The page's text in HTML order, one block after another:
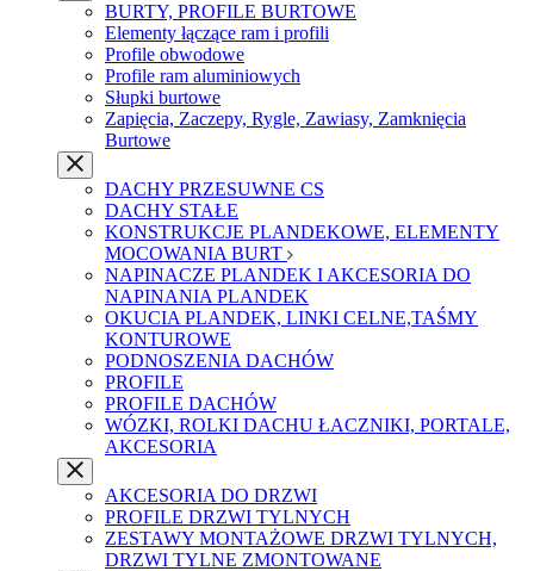
BURTY, PROFILE BURTOWE
Elementy łączące ram i profili
Profile obwodowe
Profile ram aluminiowych
Słupki burtowe
Zapięcia, Zaczepy, Rygle, Zawiasy, Zamknięcia
Burtowe
DACHY PRZESUWNE CS
DACHY STAŁE
KONSTRUKCJE PLANDEKOWE, ELEMENTY
MOCOWANIA BURT
NAPINACZE PLANDEK I AKCESORIA DO
NAPINANIA PLANDEK
OKUCIA PLANDEK, LINKI CELNE,TAŚMY
KONTUROWE
PODNOSZENIA DACHÓW
PROFILE
PROFILE DACHÓW
WÓZKI, ROLKI DACHU ŁACZNIKI, PORTALE,
AKCESORIA
AKCESORIA DO DRZWI
PROFILE DRZWI TYLNYCH
ZESTAWY MONTAŻOWE DRZWI TYLNYCH,
DRZWI TYLNE ZMONTOWANE